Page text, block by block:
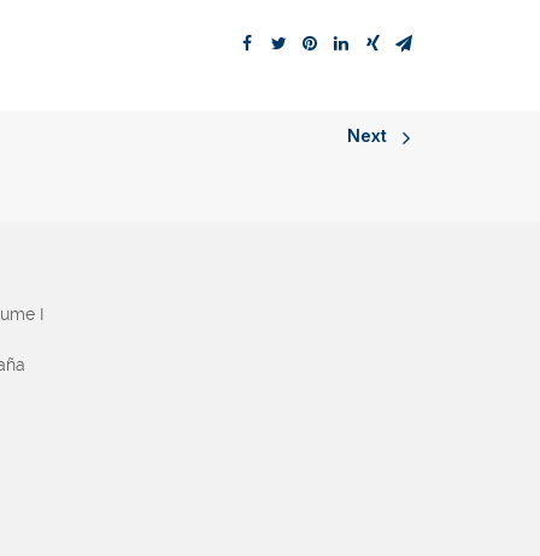
Next
I